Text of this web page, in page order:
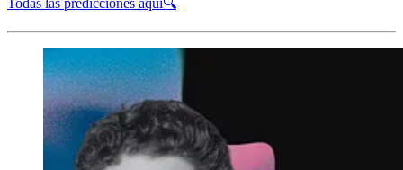
Todas las predicciones aquí🔍